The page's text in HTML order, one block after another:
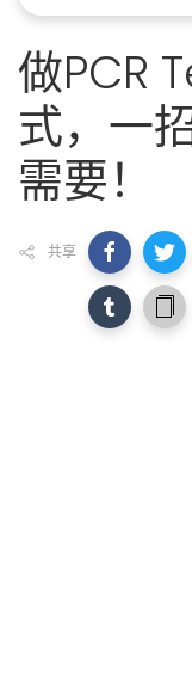
做PCR
式，一
需要！
共享